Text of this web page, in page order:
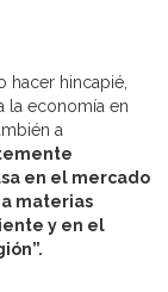
hacer hincapié,
la economía en
a
en el mercado
materias
y en el